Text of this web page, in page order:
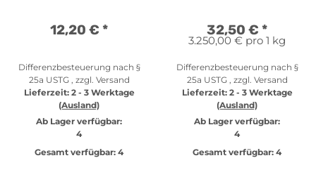
12,20 € *
Differenzbesteuerung nach §
25a USTG , zzgl. Versand
Lieferzeit: 2 - 3 Werktage
(Ausland)
Ab Lager verfügbar:
4
Gesamt verfügbar: 4
32,50 € *
3.250,00 € pro 1 kg
Differenzbesteuerung nach §
25a USTG , zzgl. Versand
Lieferzeit: 2 - 3 Werktage
(Ausland)
Ab Lager verfügbar:
4
Gesamt verfügbar: 4